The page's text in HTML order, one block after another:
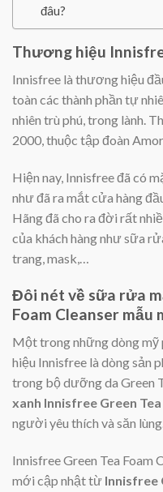
đâu?
Thương hiệu
Innisfree là thương hiệu
toàn các thành phần tự
nhiên trù phú, trong lành.
2000, thuộc tập đoàn
Hiện nay, Innisfree đã có
như đã ra mắt cửa hàng
Hãng đã cho ra đời rất
của khách hàng như sữa
trang, mask,…
Đôi nét về sữa rửa
Foam Cleanser mẫu
Một trong những dòng mỹ
hiệu Innisfree là dòng sản
trong bộ dưỡng da Green
xanh Innisfree Green
người yêu thích và săn
Innisfree Green Tea Foam
mới cập nhật từ Innisfree